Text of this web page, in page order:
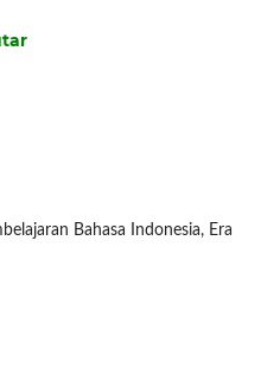
Bahasa Indonesia, Era